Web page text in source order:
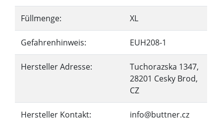
Füllmenge: XL
Gefahrenhinweis: EUH208-1
Hersteller Adresse:
Tuchorazska 1347,
28201 Cesky Brod,
CZ
Hersteller Kontakt: info@buttner.cz